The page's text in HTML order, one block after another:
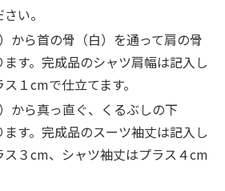
い。
から首の骨（白）を通って肩の骨
ます。完成品のシャツ肩幅は記入し
１cmで仕立てます。
から真っ直ぐ、くるぶしの下
ます。完成品のスーツ袖丈は記入し
ス３cm、シャツ袖丈はプラス４cm